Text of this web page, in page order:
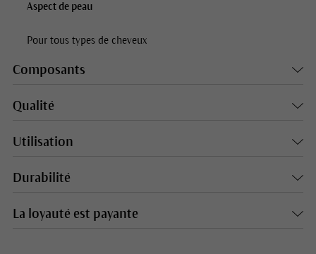
Aspect de peau
Pour tous types de cheveux
Composants
Qualité
Utilisation
Durabilité
La loyauté est payante